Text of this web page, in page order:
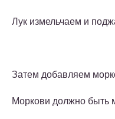
Лук измельчаем и
Затем добавляем
Моркови должно быть